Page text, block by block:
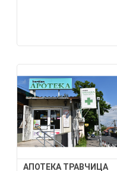
АПОТЕКА ТРАВЧИЦА